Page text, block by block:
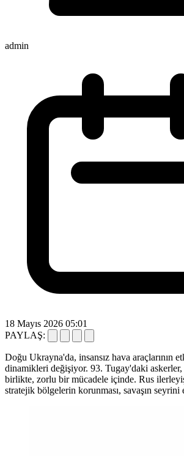
admin
18 Mayıs 2026 05:01
PAYLAŞ:
Doğu Ukrayna'da, insansız hava araçlarının
dinamikleri değişiyor. 93. Tugay'daki
birlikte, zorlu bir mücadele içinde. Rus
stratejik bölgelerin korunması, savaşın seyrini